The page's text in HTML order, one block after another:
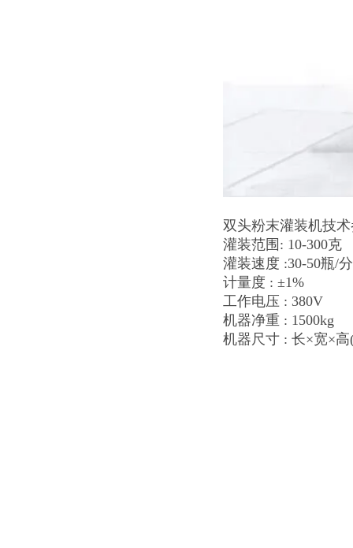
双头粉末灌装机技
灌装范围: 10-300克
灌装速度 :30-50瓶/
计量度 : ±1%
工作电压 : 380V
机器净重 : 1500kg
机器尺寸 : 长×宽×高